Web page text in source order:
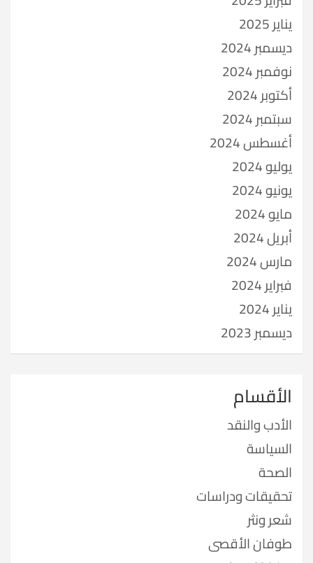
يناير 2025
ديسمبر 2024
نوفمبر 2024
أكتوبر 2024
سبتمبر 2024
أغسطس 2024
يوليو 2024
يونيو 2024
مايو 2024
أبريل 2024
مارس 2024
فبراير 2024
يناير 2024
ديسمبر 2023
الأقسام
الأدب والنقد
السياسة
الصحة
تحقيقات ودراسات
شعر ونثر
طوفان الأقصى